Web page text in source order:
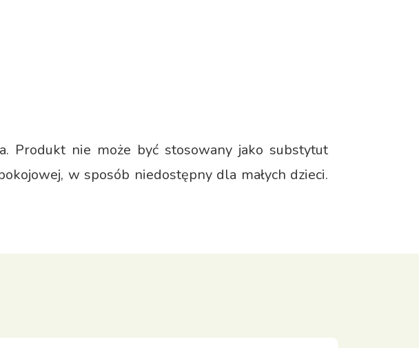
Produkt nie może być stosowany jako substytut
w sposób niedostępny dla małych dzieci.